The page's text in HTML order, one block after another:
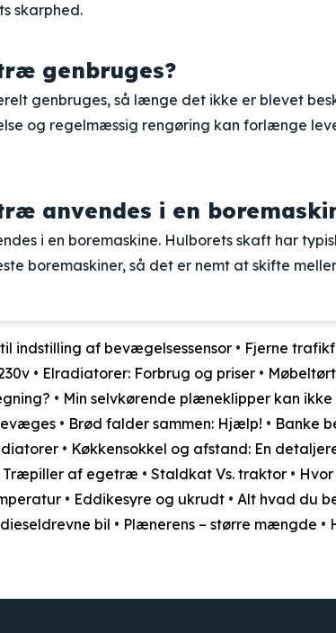
skarphed.
genbruges?
genbruges, så længe det ikke er blevet
og regelmæssig rengøring kan forlænge
anvendes i en
i en boremaskine. Hulborets skaft har
boremaskiner, så det er nemt at skifte
indstilling af bevægelsessensor • Fjerne
• Elradiatorer: Forbrug og priser •
• Min selvkørende plæneklipper kan
• Brød falder sammen: Hjælp! • Banke
• Køkkensokkel og afstand: En
Træpiller af egetræ • Staldkat Vs. traktor •
• Eddikesyre og ukrudt • Alt hvad du
bil • Plænerens – større mængde •